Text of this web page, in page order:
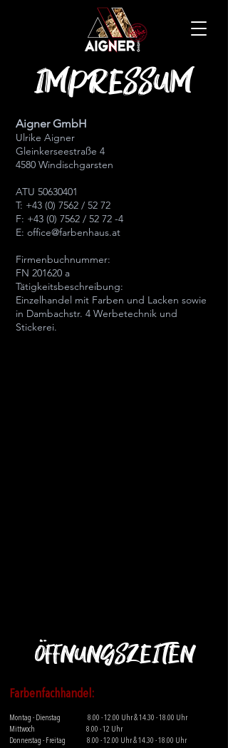
IMPRESSUM
Aigner GmbH
Ulrike Aigner
Gleinkerseestraße 4
4580 Windischgarsten
ATU 50630401
T: +43 (0) 7562 / 52 72
F: +43 (0) 7562 / 52 72 -4
E: office@farbenhaus.at
Firmenbuchnummer:
FN 201620 a
Tätigkeitsbeschreibung:
Einzelhandel mit Farben und Lacken sowie
in Dambachstr. 4 Werbetechnik und
Stickerei.
Öffnungszeiten
Farbenfachhandel:
Montag - Dienstag 8.00 - 12.00 Uhr &14.30 - 18.00 Uhr
Mittwoch 8.00 - 12 Uhr
Donnerstag - Freitag 8.00 - 12.00 Uhr&14.30 - 18.00 Uhr